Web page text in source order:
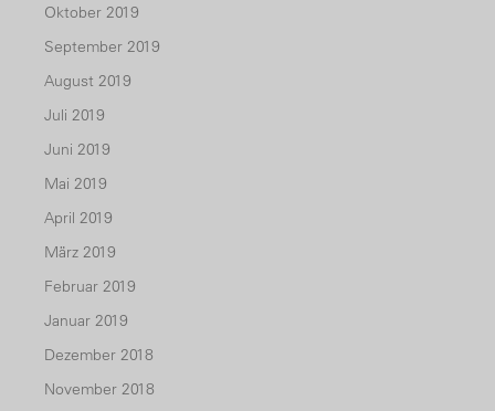
Oktober 2019
September 2019
August 2019
Juli 2019
Juni 2019
Mai 2019
April 2019
März 2019
Februar 2019
Januar 2019
Dezember 2018
November 2018